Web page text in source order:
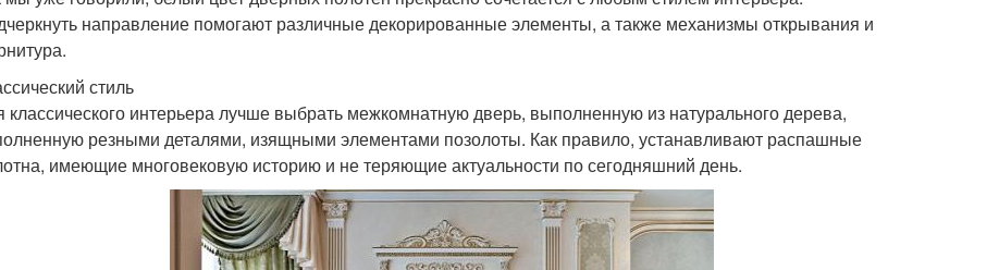
направление помогают различные декорированные элементы, а также механизмы открывания и
стиль
классического интерьера лучше выбрать межкомнатную дверь, выполненную из натурального дерева,
резными деталями, изящными элементами позолоты. Как правило, устанавливают распашные
имеющие многовековую историю и не теряющие актуальности по сегодняшний день.